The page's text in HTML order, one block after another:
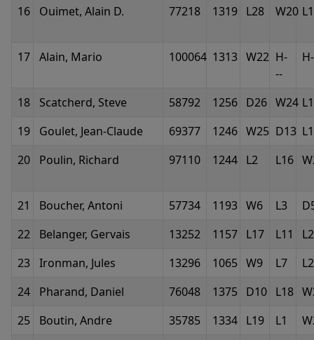
16
Ouimet, Alain D. 77218 1319 L28 W20
17 Alain, Mario 100064 1313 W22 H-
--
18 Scatcherd, Steve 58792 1256 D26 W24 L1
19
Goulet, Jean-Claude 69377 1246 W25 D13
20
Poulin, Richard 97110 1244 L2 L16
21 Boucher, Antoni 57734 1193 W6 L3
22
Belanger, Gervais 13252 1157 L17 L11
23 Ironman, Jules 13296 1065 W9 L7
24
Pharand, Daniel 76048 1375 D10 L18
25
Boutin, Andre 35785 1334 L19 L1